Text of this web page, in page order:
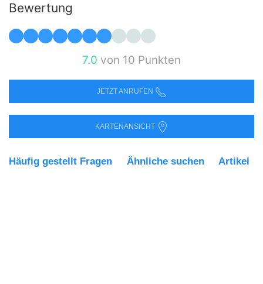
Bewertung
7.0 von 10 Punkten
JETZT ANRUFEN
KARTENANSICHT
Häufig gestellt Fragen Ähnliche suchen Artikel